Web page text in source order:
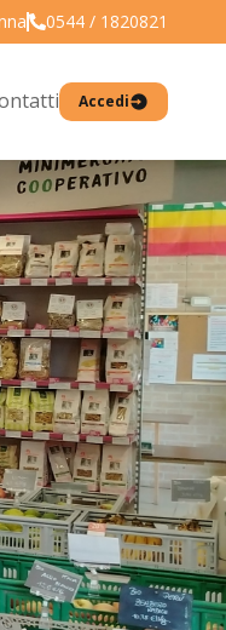
0544 / 1820821
Accedi